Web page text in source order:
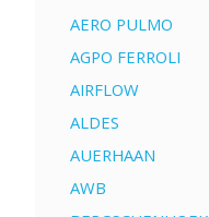
AERO PULMO
AGPO FERROLI
AIRFLOW
ALDES
AUERHAAN
AWB